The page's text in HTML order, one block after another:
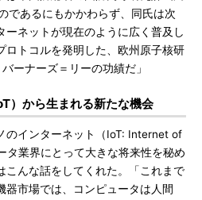
であるにもかかわらず、同氏は次
ーネットが現在のように広く普及し
ロトコルを発明した、欧州原子核研
ーナーズ＝リーの功績だ」
）から生まれる新たな機会
インターネット（IoT: Internet of
タ業界にとって大きな将来性を秘め
こんな話をしてくれた。「これまで
器市場では、コンピュータは人間